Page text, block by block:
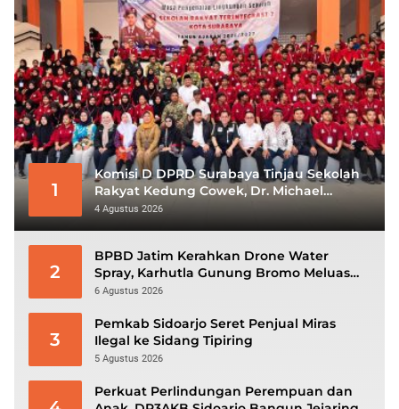
1
Komisi D DPRD Surabaya Tinjau Sekolah
Rakyat Kedung Cowek, Dr. Michael
Leksodimulyo: “Membangun Karakter
untuk Memutus Rantai Kemiskinan”
4 Agustus 2026
2
BPBD Jatim Kerahkan Drone Water
Spray, Karhutla Gunung Bromo Meluas
hingga 70 Hektare
6 Agustus 2026
3
Pemkab Sidoarjo Seret Penjual Miras
Ilegal ke Sidang Tipiring
5 Agustus 2026
Perkuat Perlindungan Perempuan dan